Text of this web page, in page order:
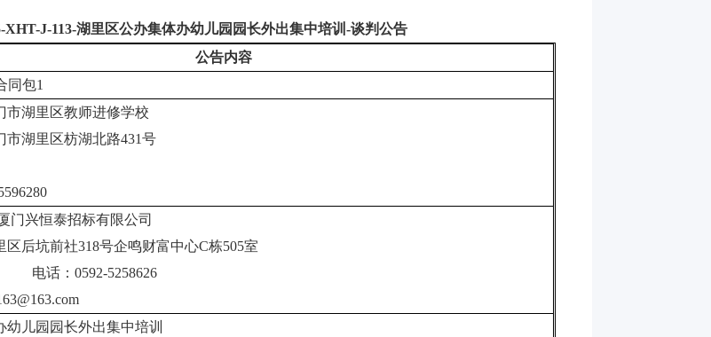
XHT-J-113-湖里区公办集体办幼儿园园长外出集中培训 -谈判公告
公告内容
同包1
市湖里区教师进修学校
市湖里区枋湖北路431号
门兴恒泰招标有限公司
区后坑前社318号企鸣财富中心C栋505室
电话：0592-5258626
幼儿园园长外出集中培训